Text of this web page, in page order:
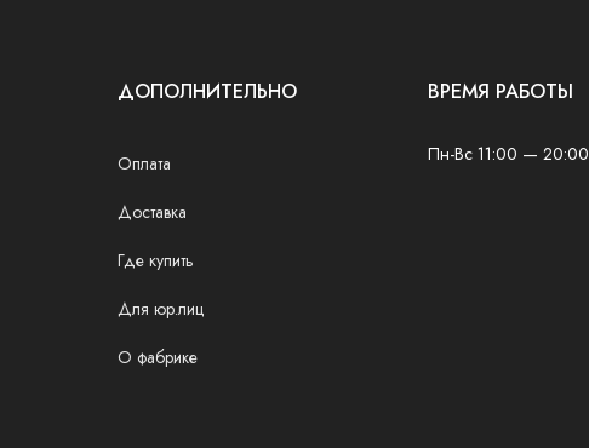
ДОПОЛНИТЕЛЬНО
Оплата
Доставка
Где купить
Для юр.лиц
О фабрике
ВРЕМЯ РАБОТЫ
Пн-Вс 11:00 — 20:00